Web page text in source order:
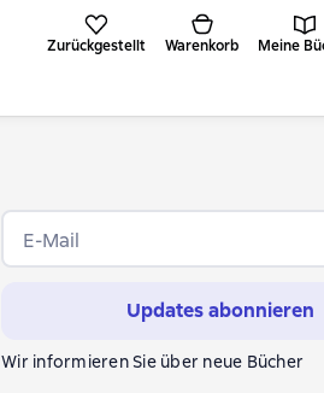
Zurückgestellt Warenkorb Meine
E-Mail
Updates abonnieren
Wir informieren Sie über neue Bücher